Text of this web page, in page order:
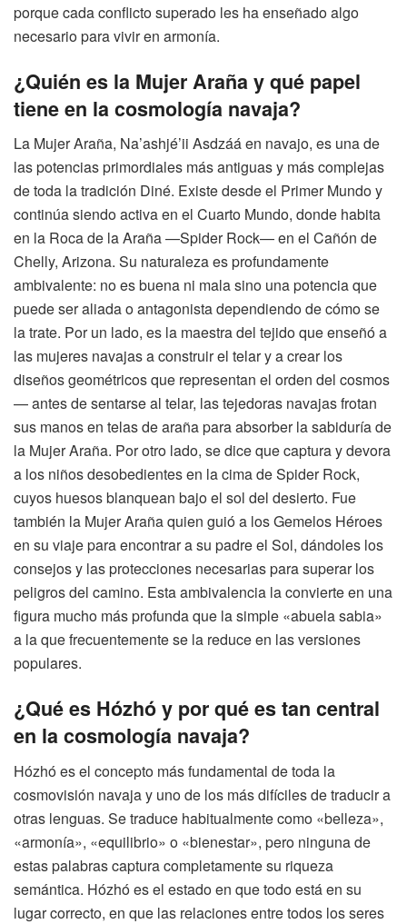
porque cada conflicto superado les ha enseñado algo
necesario para vivir en armonía.
¿Quién es la Mujer Araña y qué papel
tiene en la cosmología navaja?
La Mujer Araña, Na’ashjé’ii Asdzáá en navajo, es una de
las potencias primordiales más antiguas y más complejas
de toda la tradición Diné. Existe desde el Primer Mundo y
continúa siendo activa en el Cuarto Mundo, donde habita
en la Roca de la Araña —Spider Rock— en el Cañón de
Chelly, Arizona. Su naturaleza es profundamente
ambivalente: no es buena ni mala sino una potencia que
puede ser aliada o antagonista dependiendo de cómo se
la trate. Por un lado, es la maestra del tejido que enseñó a
las mujeres navajas a construir el telar y a crear los
diseños geométricos que representan el orden del cosmos
— antes de sentarse al telar, las tejedoras navajas frotan
sus manos en telas de araña para absorber la sabiduría de
la Mujer Araña. Por otro lado, se dice que captura y devora
a los niños desobedientes en la cima de Spider Rock,
cuyos huesos blanquean bajo el sol del desierto. Fue
también la Mujer Araña quien guió a los Gemelos Héroes
en su viaje para encontrar a su padre el Sol, dándoles los
consejos y las protecciones necesarias para superar los
peligros del camino. Esta ambivalencia la convierte en una
figura mucho más profunda que la simple «abuela sabia»
a la que frecuentemente se la reduce en las versiones
populares.
¿Qué es Hózhó y por qué es tan central
en la cosmología navaja?
Hózhó es el concepto más fundamental de toda la
cosmovisión navaja y uno de los más difíciles de traducir a
otras lenguas. Se traduce habitualmente como «belleza»,
«armonía», «equilibrio» o «bienestar», pero ninguna de
estas palabras captura completamente su riqueza
semántica. Hózhó es el estado en que todo está en su
lugar correcto, en que las relaciones entre todos los seres